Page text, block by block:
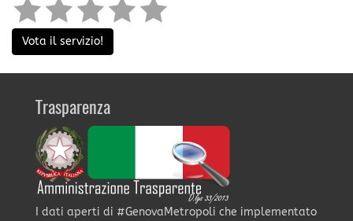
Vota il servizio!
Trasparenza
I dati aperti di #GenovaMetropoli che implementato